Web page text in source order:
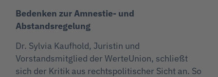
Bedenken zur Amnestie- und
Abstandsregelung
Dr. Sylvia Kaufhold, Juristin und
Vorstandsmitglied der WerteUnion, schließt
sich der Kritik aus rechtspolitischer Sicht an. So